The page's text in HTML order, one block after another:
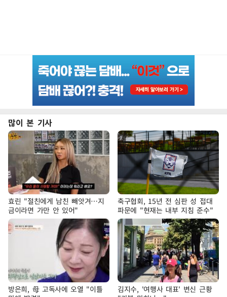
많이 본 기사
효린 "절친에게 남친 빼앗겨…지
금이라면 가만 안 있어"
축구협회, 15년 전 심판 성 접대
파문에 "현재는 내부 지침 준수"
방은희, 母 고독사에 오열 "이틀
김지수, '여행사 대표' 변신 근황